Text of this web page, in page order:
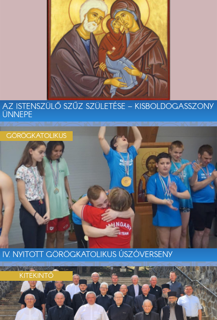
AZ ISTENSZÜLŐ SZŰZ SZÜLETÉSE – KISBOLDOGASSZONY
ÜNNEPE
IV. NYITOTT GÖRÖGKATOLIKUS ÚSZÓVERSENY
GÖRÖGKATOLIKUS
KITEKINTŐ